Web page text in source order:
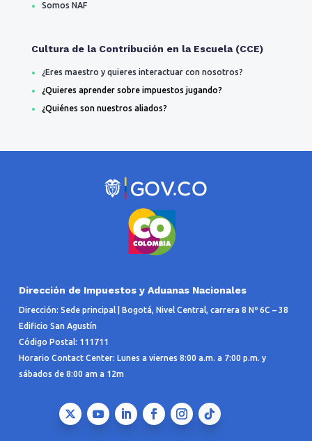
Somos NAF
Cultura de la Contribución en la Escuela (CCE)
¿Eres maestro y quieres interactuar con nosotros?
¿Quieres aprender sobre impuestos jugando?
¿Quiénes son nuestros aliados?
Dirección de Impuestos y Aduanas Nacionales
Dirección: Sede principal | Bogotá, Nivel Central, carrera 8 Nº 6C – 38
Edificio San Agustín
Código Postal: 111711
Horario Contact Center: Lunes a viernes 8:00 a.m. a 7:00 p.m. y
sábados de 8:00 am a 12m